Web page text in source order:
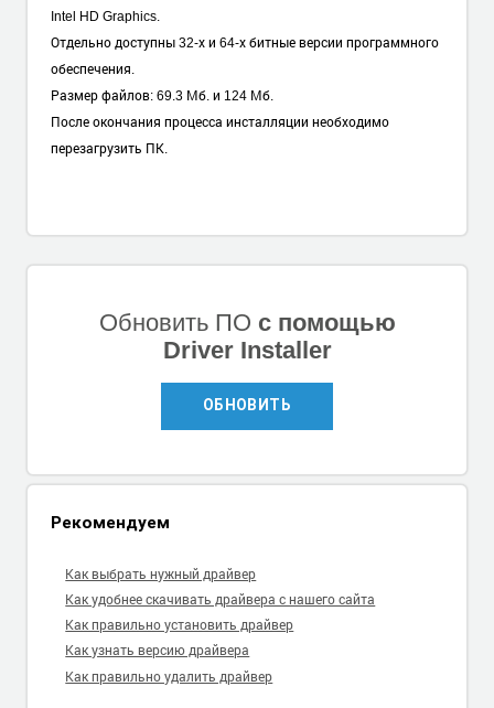
Intel HD Graphics.
Отдельно доступны 32-х и 64-х битные версии программного
обеспечения.
Размер файлов: 69.3 Мб. и 124 Мб.
После окончания процесса инсталляции необходимо
перезагрузить ПК.
Обновить ПО с помощью
Driver Installer
ОБНОВИТЬ
Рекомендуем
Как выбрать нужный драйвер
Как удобнее скачивать драйвера с нашего сайта
Как правильно установить драйвер
Как узнать версию драйвера
Как правильно удалить драйвер